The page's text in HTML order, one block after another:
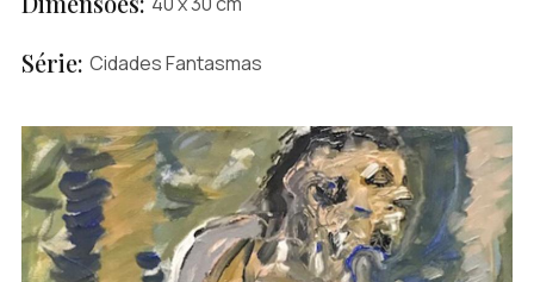
Série: Cidades Fantasmas